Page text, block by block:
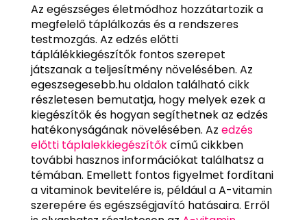
Az egészséges életmódhoz hozzátartozik a
megfelelő táplálkozás és a rendszeres
testmozgás. Az edzés előtti
táplálékkiegészítők fontos szerepet
játszanak a teljesítmény növelésében. Az
egeszsegesebb.hu oldalon található cikk
részletesen bemutatja, hogy melyek ezek a
kiegészítők és hogyan segíthetnek az edzés
hatékonyságának növelésében. Az edzés
előtti táplalekkiegészítőkcímű cikkben
további hasznos információkat találhatsz a
témában. Emellett fontos figyelmet fordítani
a vitaminok bevitelére is, például a A-vitamin
szerepére és egészségjavító hatásaira. Erről